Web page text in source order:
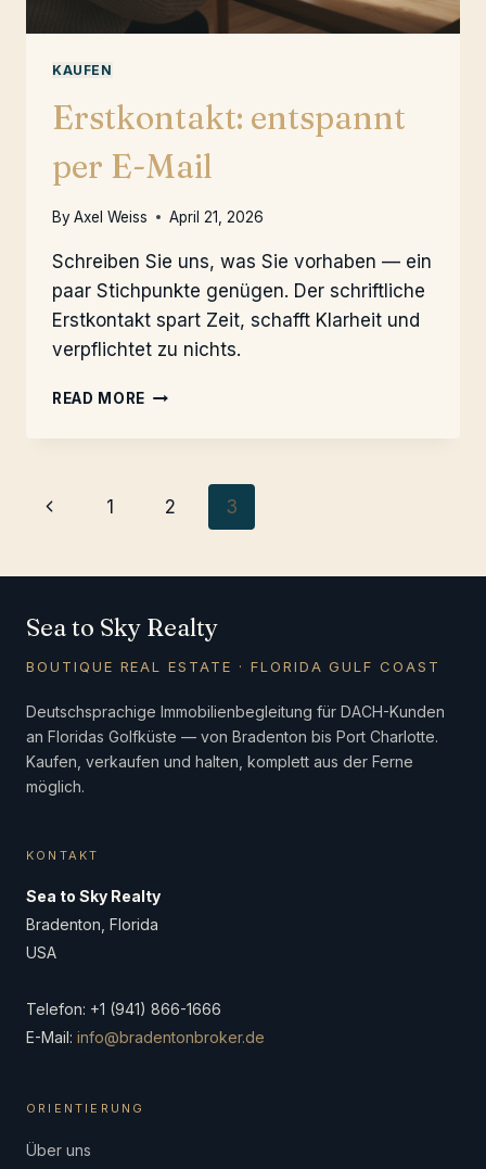
KAUFEN
Erstkontakt: entspannt
per E-Mail
ByAxel Weiss April 21, 2026
Schreiben Sie uns, was Sie vorhaben — ein
paar Stichpunkte genügen. Der schriftliche
Erstkontakt spart Zeit, schafft Klarheit und
verpflichtet zu nichts.
READ MORE ERSTKONTAKT:
Page
Previous
1 2 3
Sea to Sky Realty
BOUTIQUE REAL ESTATE · FLORIDA GULF COAST
Deutschsprachige Immobilienbegleitung für DACH-Kunden
an Floridas Golfküste — von Bradenton bis Port Charlotte.
Kaufen, verkaufen und halten, komplett aus der Ferne
möglich.
KONTAKT
Sea to Sky Realty
Bradenton, Florida
USA
Telefon: +1 (941) 866-1666
E-Mail: info@bradentonbroker.de
ORIENTIERUNG
Über uns